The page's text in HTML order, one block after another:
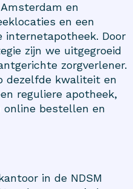
en
en een
internetapotheek. Door
zijn we uitgegroeid
zorgverlener.
dezelfde kwaliteit en
reguliere apotheek,
online bestellen en
in de NDSM